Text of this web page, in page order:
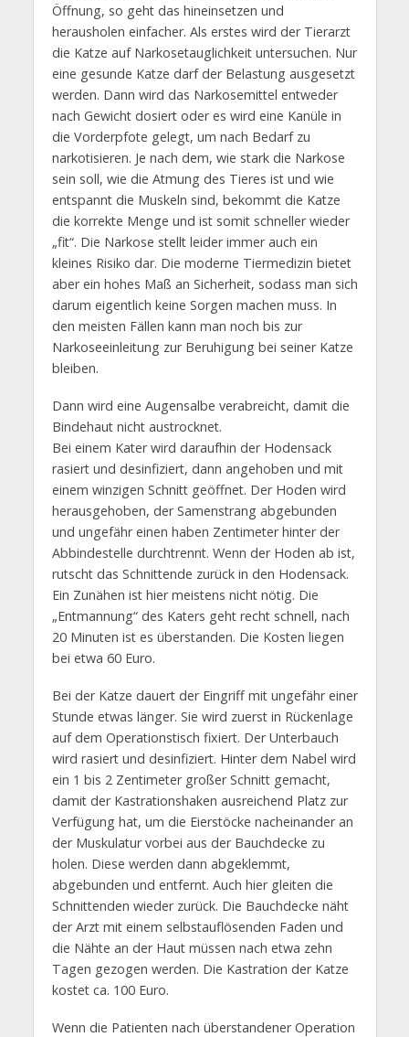
Öffnung, so geht das hineinsetzen und
herausholen einfacher. Als erstes wird der Tierarzt
die Katze auf Narkosetauglichkeit untersuchen. Nur
eine gesunde Katze darf der Belastung ausgesetzt
werden. Dann wird das Narkosemittel entweder
nach Gewicht dosiert oder es wird eine Kanüle in
die Vorderpfote gelegt, um nach Bedarf zu
narkotisieren. Je nach dem, wie stark die Narkose
sein soll, wie die Atmung des Tieres ist und wie
entspannt die Muskeln sind, bekommt die Katze
die korrekte Menge und ist somit schneller wieder
„fit“. Die Narkose stellt leider immer auch ein
kleines Risiko dar. Die moderne Tiermedizin bietet
aber ein hohes Maß an Sicherheit, sodass man sich
darum eigentlich keine Sorgen machen muss. In
den meisten Fällen kann man noch bis zur
Narkoseeinleitung zur Beruhigung bei seiner Katze
bleiben.
Dann wird eine Augensalbe verabreicht, damit die
Bindehaut nicht austrocknet.
Bei einem Kater wird daraufhin der Hodensack
rasiert und desinfiziert, dann angehoben und mit
einem winzigen Schnitt geöffnet. Der Hoden wird
herausgehoben, der Samenstrang abgebunden
und ungefähr einen haben Zentimeter hinter der
Abbindestelle durchtrennt. Wenn der Hoden ab ist,
rutscht das Schnittende zurück in den Hodensack.
Ein Zunähen ist hier meistens nicht nötig. Die
„Entmannung“ des Katers geht recht schnell, nach
20 Minuten ist es überstanden. Die Kosten liegen
bei etwa 60 Euro.
Bei der Katze dauert der Eingriff mit ungefähr einer
Stunde etwas länger. Sie wird zuerst in Rückenlage
auf dem Operationstisch fixiert. Der Unterbauch
wird rasiert und desinfiziert. Hinter dem Nabel wird
ein 1 bis 2 Zentimeter großer Schnitt gemacht,
damit der Kastrationshaken ausreichend Platz zur
Verfügung hat, um die Eierstöcke nacheinander an
der Muskulatur vorbei aus der Bauchdecke zu
holen. Diese werden dann abgeklemmt,
abgebunden und entfernt. Auch hier gleiten die
Schnittenden wieder zurück. Die Bauchdecke näht
der Arzt mit einem selbstauflösenden Faden und
die Nähte an der Haut müssen nach etwa zehn
Tagen gezogen werden. Die Kastration der Katze
kostet ca. 100 Euro.
Wenn die Patienten nach überstandener Operation